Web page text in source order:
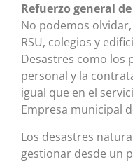
Refuerzo general
No podemos
RSU, colegios y
Desastres como los
personal y la
igual que en el
Empresa municipal
Los desastres
gestionar desde un